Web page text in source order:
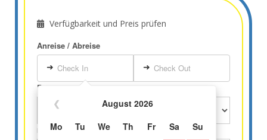
Verfügbarkeit und Preis prüfen
Anreise / Abreise
➜ Check In
❮
August 2026
Mo
Tu We Th Fr Sa Su
➜ Check Out
Personen
Kinder über 3 Jahre